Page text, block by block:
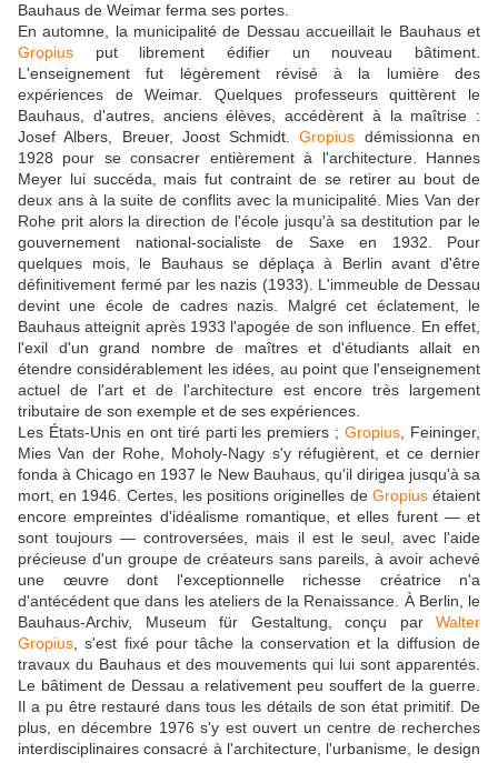
Bauhaus de Weimar ferma ses portes.
En automne, la municipalité de Dessau accueillait le Bauhaus et
Gropius put librement édifier un nouveau bâtiment.
L'enseignement fut légèrement révisé à la lumière des
expériences de Weimar. Quelques professeurs quittèrent le
Bauhaus, d'autres, anciens élèves, accédèrent à la maîtrise :
Josef Albers, Breuer, Joost Schmidt.Gropius démissionna en
1928 pour se consacrer entièrement à l'architecture. Hannes
Meyer lui succéda, mais fut contraint de se retirer au bout de
deux ans à la suite de conflits avec la municipalité. Mies Van der
Rohe prit alors la direction de l'école jusqu'à sa destitution par le
gouvernement national-socialiste de Saxe en 1932. Pour
quelques mois, le Bauhaus se déplaça à Berlin avant d'être
définitivement fermé par les nazis (1933). L'immeuble de Dessau
devint une école de cadres nazis. Malgré cet éclatement, le
Bauhaus atteignit après 1933 l'apogée de son influence. En effet,
l'exil d'un grand nombre de maîtres et d'étudiants allait en
étendre considérablement les idées, au point que l'enseignement
actuel de l'art et de l'architecture est encore très largement
tributaire de son exemple et de ses expériences.
Les États-Unis en ont tiré parti les premiers ;Gropius , Feininger,
Mies Van der Rohe, Moholy-Nagy s'y réfugièrent, et ce dernier
fonda à Chicago en 1937 le New Bauhaus, qu'il dirigea jusqu'à sa
mort, en 1946. Certes, les positions originelles de Gropiusétaient
encore empreintes d'idéalisme romantique, et elles furent — et
sont toujours — controversées, mais il est le seul, avec l'aide
précieuse d'un groupe de créateurs sans pareils, à avoir achevé
une œuvre dont l'exceptionnelle richesse créatrice n'a
d'antécédent que dans les ateliers de la Renaissance. À Berlin, le
Bauhaus-Archiv, Museum für Gestaltung, conçu par Walter
Gropius , s'est fixé pour tâche la conservation et la diffusion de
travaux du Bauhaus et des mouvements qui lui sont apparentés.
Le bâtiment de Dessau a relativement peu souffert de la guerre.
Il a pu être restauré dans tous les détails de son état primitif. De
plus, en décembre 1976 s'y est ouvert un centre de recherches
interdisciplinaires consacré à l'architecture, l'urbanisme, le design